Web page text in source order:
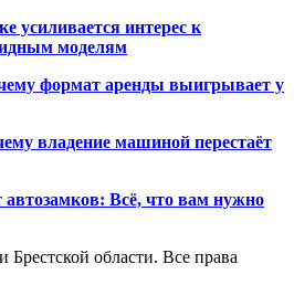
усиливается интерес к
моделям
формат аренды выигрывает у
владение машиной перестаёт
Всё, что вам нужно
области. Все права